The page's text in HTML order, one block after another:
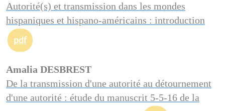
Autorité(s) et transmission dans les mondes
hispaniques et hispano-américains : introduction
pdf
Amalia DESBREST
De la transmission d'une autorité au détournement
d'une autorité : étude du manuscrit 5-5-16 de la